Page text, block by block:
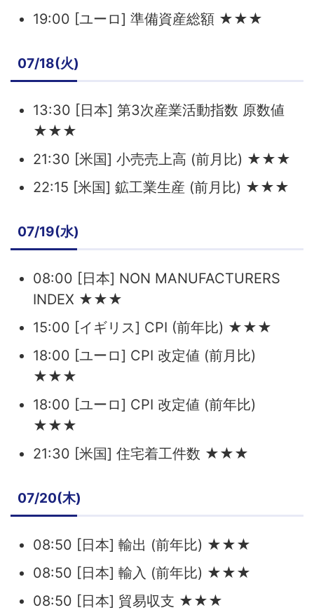
19:00 [ユーロ] 準備資産総額 ★★★
07/18(火)
13:30 [日本] 第3次産業活動指数 原数値
★★★
21:30 [米国] 小売売上高 (前月比) ★★★
22:15 [米国] 鉱工業生産 (前月比) ★★★
07/19(水)
08:00 [日本] NON MANUFACTURERS
INDEX ★★★
15:00 [イギリス] CPI (前年比) ★★★
18:00 [ユーロ] CPI 改定値 (前月比)
★★★
18:00 [ユーロ] CPI 改定値 (前年比)
★★★
21:30 [米国] 住宅着工件数 ★★★
07/20(木)
08:50 [日本] 輸出 (前年比) ★★★
08:50 [日本] 輸入 (前年比) ★★★
08:50 [日本] 貿易収支 ★★★